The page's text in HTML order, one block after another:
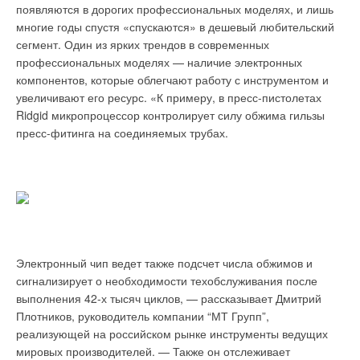
появляются в дорогих профессиональных моделях, и лишь
многие годы спустя «спускаются» в дешевый любительский
сегмент. Один из ярких трендов в современных
профессиональных моделях — наличие электронных
компонентов, которые облегчают работу с инструментом и
увеличивают его ресурс. «К примеру, в пресс-пистолетах
Ridgid микропроцессор контролирует силу обжима гильзы
пресс-фитинга на соединяемых трубах.
Электронный чип ведет также подсчет числа обжимов и
сигнализирует о необходимости техобслуживания после
выполнения 42-х тысяч циклов, — рассказывает Дмитрий
Плотников, руководитель компании “МТ Групп”,
реализующей на российском рынке инструменты ведущих
мировых производителей. — Также он отслеживает